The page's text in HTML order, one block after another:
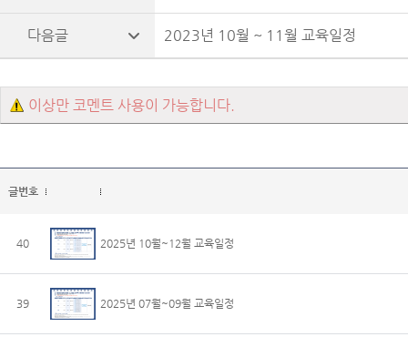
2023년 10월 ~ 11월 교육일정
이상만 코멘트 사용이 가능합니다.
글번호
40 2025년 10월~12월 교육일정
39 2025년 07월~09월 교육일정